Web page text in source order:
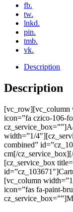
fb.
tw.
lnkd.
pin.
tmb.
vk.
Description
Description
[vc_row][vc_column
icon=”fa czico-106-
width=”1/
combined”
cm[/
[cz_service_box
[vc_column
icon=”fas fa-paint-